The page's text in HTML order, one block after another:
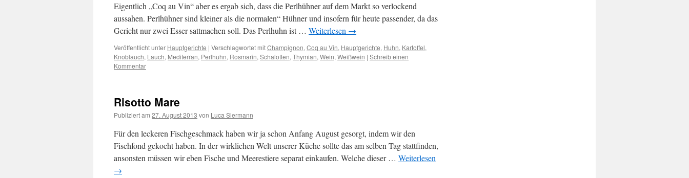
Eigentlich „Coq au Vin“ aber es ergab sich, dass die Perlhühner auf dem Markt so verlockend
aussahen. Perlhühner sind kleiner als die normalen“ Hühner und insofern für heute passender, da das
Gericht nur zwei Esser sattmachen soll. Das Perlhuhn ist … Weiterlesen →
Veröffentlicht unter Hauptgerichte | Verschlagwortet mitChampignon, Coq au Vin, Hauptgerichte, Huhn, Kartoffel,
Knoblauch, Lauch, Mediterran, Perlhuhn, Rosmarin, Schalotten, Thymian, Wein, Weißwein | Schreib einen
Kommentar
Risotto Mare
Publiziert am 27. August 2013 von Luca Siermann
Für den leckeren Fischgeschmack haben wir ja schon Anfang August gesorgt, indem wir den
Fischfond gekocht haben. In der wirklichen Welt unserer Küche sollte das am selben Tag stattfinden,
ansonsten müssen wir eben Fische und Meerestiere separat einkaufen. Welche dieser … Weiterlesen
→